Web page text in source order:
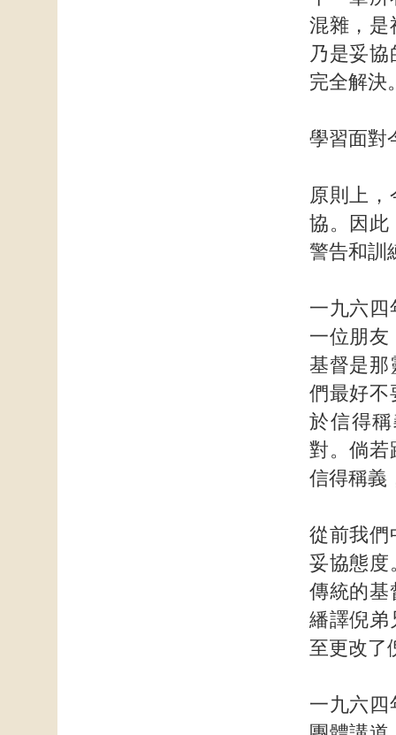
混雜，是
乃是妥
完全解決
學習面對
原則上
協。因此
警告和訓
一九六四
一位朋友
基督是那
們最好不
於信得
對。倘若
信得稱義
從前我們
妥協態度
傳統的基
繙譯倪弟
至更改了
一九六四